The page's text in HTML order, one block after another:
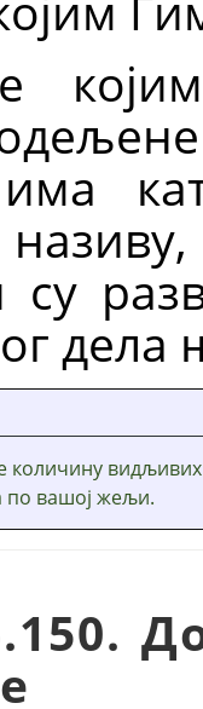
дела
количину
по вашој жељи.